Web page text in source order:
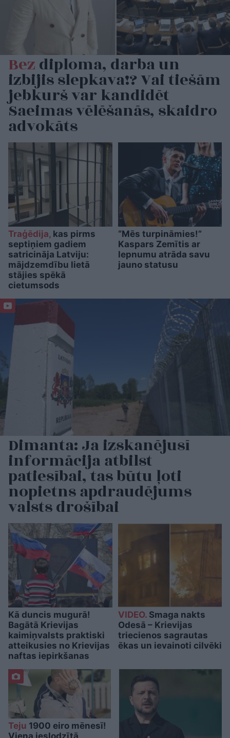
Bezdiploma, darba un
izbijis slepkava!? Vai tiešām
jebkurš var kandidēt
Saeimas vēlēšanās, skaidro
advokāts
Traģēdija, kas pirms
septiņiem gadiem
satricināja Latviju:
mājdzemdību lietā
stājies spēkā
cietumsods
“Mēs turpināmies!”
Kaspars Zemītis ar
lepnumu atrāda savu
jauno statusu
Dimanta: Ja izskanējusī
informācija atbilst
patiesībai, tas būtu ļoti
nopietns apdraudējums
valsts drošībai
Kā duncis mugurā!
Bagātā Krievijas
kaimiņvalsts praktiski
atteikusies no Krievijas
naftas iepirkšanas
VIDEO.Smaga nakts
Odesā – Krievijas
triecienos sagrautas
ēkas un ievainoti cilvēki
Teju 1900 eiro mēnesī!